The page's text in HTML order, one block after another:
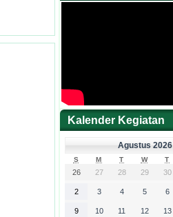
Kalender Kegiatan
Agustus 2026
S M T W T
26 27 28 29 30
2 3 4 5 6
9 10 11 12 13